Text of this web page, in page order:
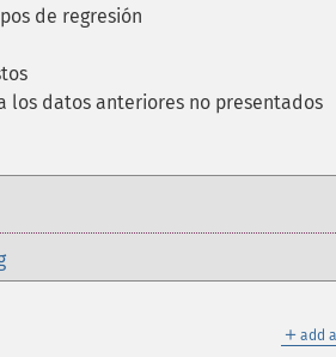
de regresión
datos anteriores no presentados
＋ add